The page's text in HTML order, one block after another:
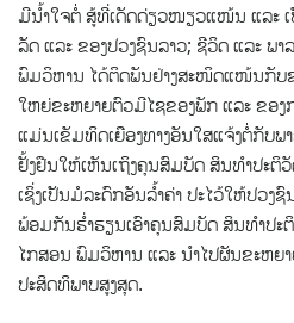
ມີນໍ້າໃຈຕໍ່ ສູ້ທີ່ເດັດດ່ຽວໜຽວແໜ້ນ ແລະ
ລັດ ແລະ ຂອງປວງຊົນລາວ; ຊີວິດ ແລະ ພ
ພົມວິຫານ ໄດ້ຕິດພັນຢ່າງສະໜິດແໜ້ນກັບ
ໃຫຍ່ຂະຫຍາຍຕົວມີໄຊຂອງພັກ ແລະ ຂອງ
ແມ່ນເຂັມທິດເຍືອງທາງອັນໃສແຈ້ງຕໍ່ກັບພ
ຢັ້ງຢືນໃຫ້ເຫັນເຖິງຄຸນສົມບັດ ສິນທໍາປະຕິ
ເຊິ່ງເປັນມໍລະດົກອັນລໍ້າຄ່າ ປະໄວ້ໃຫ້ປວງຊົ
ພ້ອມກັນຮໍ່າຮຽນເອົາຄຸນສົມບັດ ສິນທໍາປະ
ໄກສອນ ພົມວິຫານ ແລະ ນຳໄປຜັນຂະຫຍ
ປະສິດທິພາບສູງສຸດ.